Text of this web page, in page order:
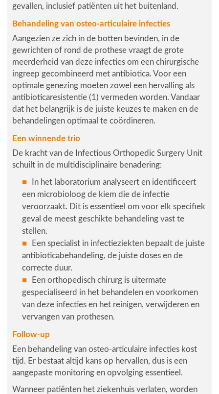
gevallen, inclusief patiënten uit het buitenland.
Behandeling van osteo-articulaire infecties
Aangezien ze zich in de botten bevinden, in de
gewrichten of rond de prothese vraagt de grote
meerderheid van deze infecties om een chirurgische
ingreep gecombineerd met antibiotica. Voor een
optimale genezing moeten zowel een hervalling als
antibioticaresistentie (1) vermeden worden. Vandaar
dat het belangrijk is de juiste keuzes te maken en de
behandelingen optimaal te coördineren.
Een winnende trio
De kracht van de Infectious Orthopedic Surgery Unit
schuilt in de multidisciplinaire benadering:
In het laboratorium analyseert en identificeert
een microbioloog de kiem die de infectie
veroorzaakt. Dit is essentieel om voor elk specifiek
geval de meest geschikte behandeling vast te
stellen.
Een specialist in infectieziekten bepaalt de juiste
antibioticabehandeling, de juiste doses en de
correcte duur.
Een orthopedisch chirurg is uitermate
gespecialiseerd in het behandelen en voorkomen
van deze infecties en het reinigen, verwijderen en
vervangen van prothesen.
Follow-up
Een behandeling van osteo-articulaire infecties kost
tijd. Er bestaat altijd kans op hervallen, dus is een
aangepaste monitoring en opvolging essentieel.
Wanneer patiënten het ziekenhuis verlaten, worden